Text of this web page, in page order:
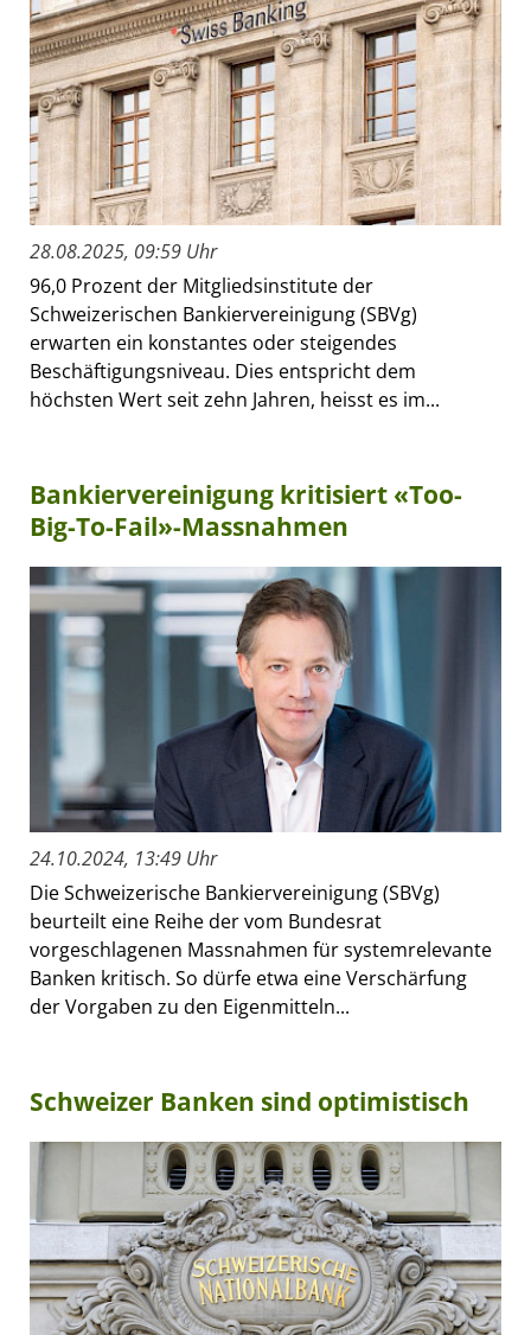
28.08.2025, 09:59 Uhr
96,0 Prozent der Mitgliedsinstitute der
Schweizerischen Bankiervereinigung (SBVg)
erwarten ein konstantes oder steigendes
Beschäftigungsniveau. Dies entspricht dem
höchsten Wert seit zehn Jahren, heisst es im...
Bankiervereinigung kritisiert «Too-
Big-To-Fail»-Massnahmen
24.10.2024, 13:49 Uhr
Die Schweizerische Bankiervereinigung (SBVg)
beurteilt eine Reihe der vom Bundesrat
vorgeschlagenen Massnahmen für systemrelevante
Banken kritisch. So dürfe etwa eine Verschärfung
der Vorgaben zu den Eigenmitteln...
Schweizer Banken sind optimistisch